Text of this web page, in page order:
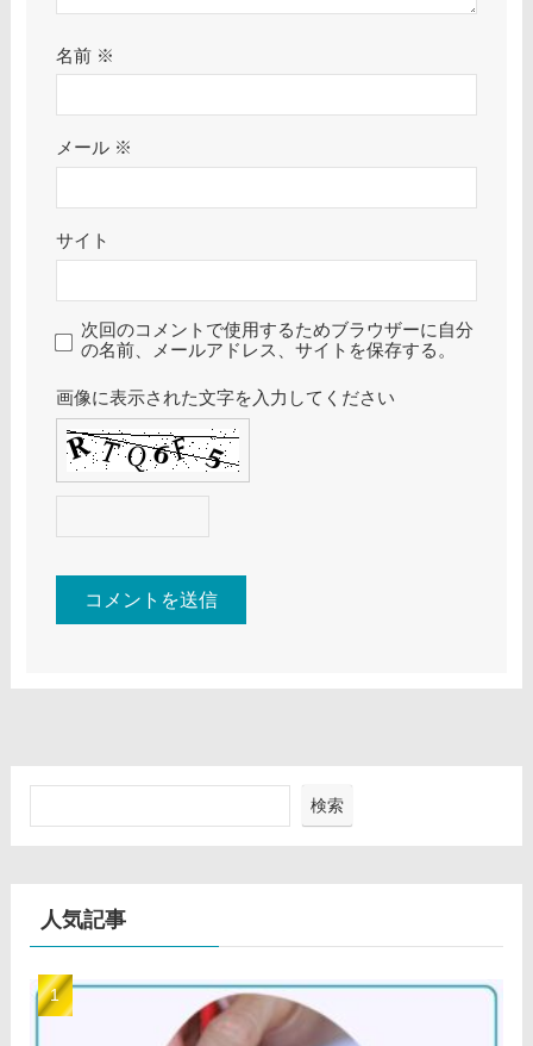
名前 ※
メール ※
サイト
次回のコメントで使用するためブラウザーに自分
の名前、メールアドレス、サイトを保存する。
画像に表示された文字を入力してください
検索
人気記事